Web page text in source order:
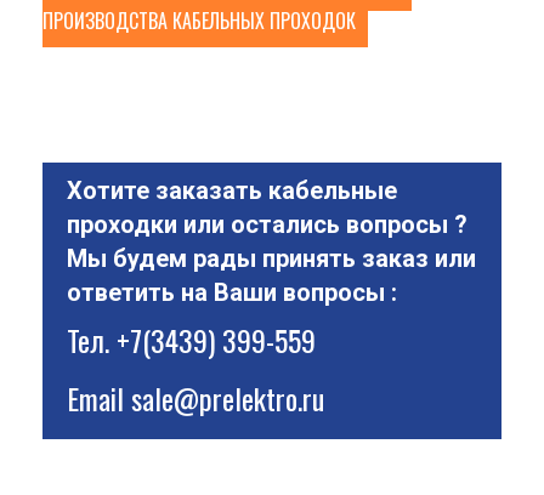
ПРОИЗВОДСТВА КАБЕЛЬНЫХ ПРОХОДОК
Хотите заказать кабельные
проходки или остались вопросы ?
Мы будем рады принять заказ или
ответить на Ваши вопросы :
Тел.+7(3439) 399-559
Emailsale@prelektro.ru